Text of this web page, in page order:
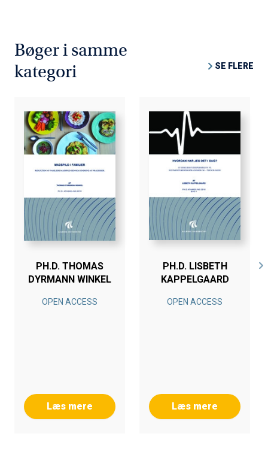
Bøger i samme
kategori
SE FLERE
PH.D. THOMAS
DYRMANN WINKEL
OPEN ACCESS
Læs mere
PH.D. LISBETH
KAPPELGAARD
OPEN ACCESS
Læs mere